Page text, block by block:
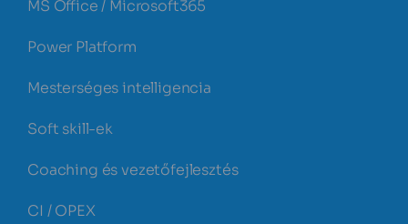
MS Office / Microsoft365
Power Platform
Mesterséges intelligencia
Soft skill-ek
Coaching és vezetőfejlesztés
CI / OPEX